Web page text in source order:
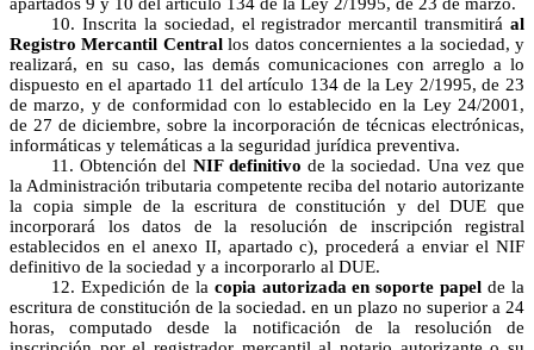
apartados 9 y 10 del artículo 134 de la Ley 2/1995, de 23 de marzo.
10. Inscrita la sociedad, el registrador mercantil transmitirá al
Registro Mercantil Centrallos datos concernientes a la sociedad, y
realizará, en su caso, las demás comunicaciones con arreglo a lo
dispuesto en el apartado 11 del artículo 134 de la Ley 2/1995, de 23
de marzo, y de conformidad con lo establecido en la Ley 24/2001,
de 27 de diciembre, sobre la incorporación de técnicas electrónicas,
informáticas y telemáticas a la seguridad jurídica preventiva.
11. Obtención del NIF definitivo de la sociedad. Una vez que
la Administración tributaria competente reciba del notario autorizante
la copia simple de la escritura de constitución y del DUE que
incorporará los datos de la resolución de inscripción registral
establecidos en el anexo II, apartado c), procederá a enviar el NIF
definitivo de la sociedad y a incorporarlo al DUE.
12. Expedición de la copia autorizada en soporte papel de la
escritura de constitución de la sociedad. en un plazo no superior a 24
horas, computado desde la notificación de la resolución de